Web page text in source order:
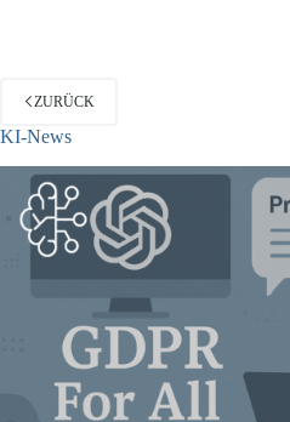
ZURÜCK
KI-News